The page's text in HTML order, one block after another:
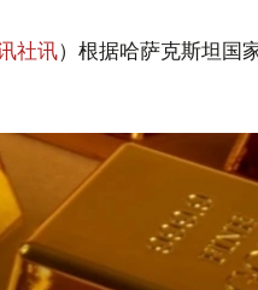
社讯）根据哈萨克斯坦国